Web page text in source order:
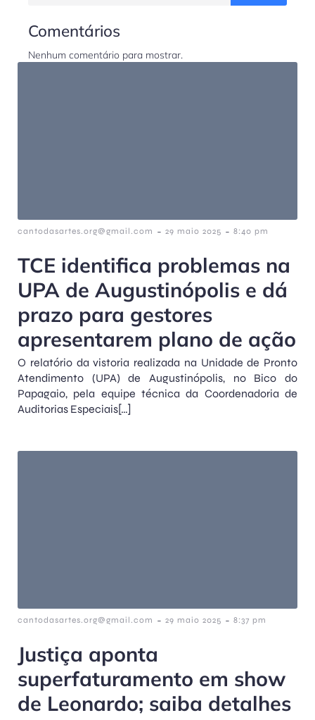
Comentários
Nenhum comentário para mostrar.
cantodasartes.org@gmail.com - 29 maio 2025 - 8:40 pm
TCE identifica problemas na
UPA de Augustinópolis e dá
prazo para gestores
apresentarem plano de ação
O relatório da vistoria realizada na Unidade de Pronto
Atendimento (UPA) de Augustinópolis, no Bico do
Papagaio, pela equipe técnica da Coordenadoria de
Auditorias Especiais[…]
cantodasartes.org@gmail.com - 29 maio 2025 - 8:37 pm
Justiça aponta
superfaturamento em show
de Leonardo; saiba detalhes